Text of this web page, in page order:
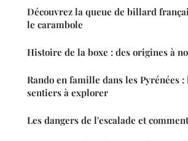
Découvrez la queue de billard
le carambole
Histoire de la boxe : des origines à
Rando en famille dans les Pyrénées
sentiers à explorer
Les dangers de l'escalade et